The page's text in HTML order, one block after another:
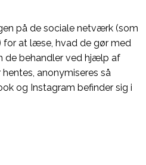
på de sociale netværk (som
at læse, hvad de gør med
de behandler ved hjælp af
anonymiseres så
og Instagram befinder sig i